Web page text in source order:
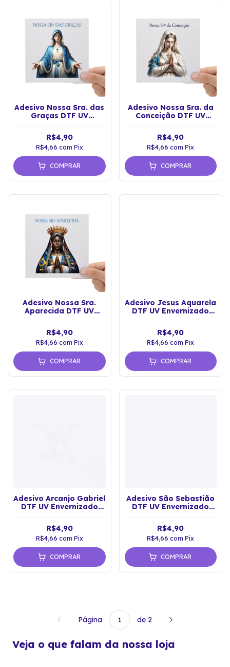
Adesivo Nossa Sra. das
Graças DTF UV
ProvaD'água
R$4,90
R$4,66 com Pix
COMPRAR
Adesivo Nossa Sra. da
Conceição DTF UV
R$4,90
R$4,66com Pix
COMPRAR
Adesivo Nossa Sra.
Aparecida DTF UV
R$4,90
R$4,66 com Pix
COMPRAR
Adesivo Jesus Aquarela
DTF UV Envernizado
R$4,90
R$4,66com Pix
COMPRAR
Adesivo Arcanjo Gabriel
DTF UV Envernizado
R$4,90
R$4,66 com Pix
COMPRAR
Adesivo São Sebastião
DTF UV Envernizado
R$4,90
R$4,66com Pix
COMPRAR
Página de 2
Veja o que falam da nossa loja